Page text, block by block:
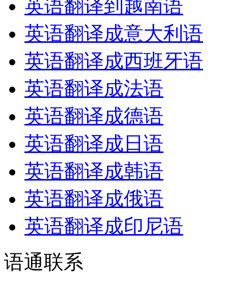
英语翻译到越南语
英语翻译成意大利语
英语翻译成西班牙语
英语翻译成法语
英语翻译成德语
英语翻译成日语
英语翻译成韩语
英语翻译成俄语
英语翻译成印尼语
语通联系